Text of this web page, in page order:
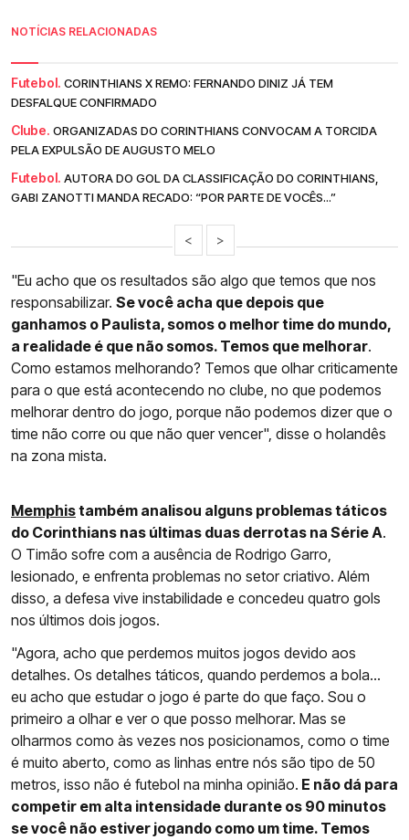
NOTÍCIAS RELACIONADAS
Futebol. CORINTHIANS X REMO: FERNANDO DINIZ JÁ TEM
DESFALQUE CONFIRMADO
Clube. ORGANIZADAS DO CORINTHIANS CONVOCAM A TORCIDA
PELA EXPULSÃO DE AUGUSTO MELO
Futebol. AUTORA DO GOL DA CLASSIFICAÇÃO DO CORINTHIANS,
GABI ZANOTTI MANDA RECADO: “POR PARTE DE VOCÊS...”
< >
"Eu acho que os resultados são algo que temos que nos
responsabilizar. Se você acha que depois que
ganhamos o Paulista, somos o melhor time do mundo,
a realidade é que não somos. Temos que melhorar.
Como estamos melhorando? Temos que olhar criticamente
para o que está acontecendo no clube, no que podemos
melhorar dentro do jogo, porque não podemos dizer que o
time não corre ou que não quer vencer", disse o holandês
na zona mista.
Memphistambém analisou alguns problemas táticos
do Corinthians nas últimas duas derrotas na Série A.
O Timão sofre com a ausência de Rodrigo Garro,
lesionado, e enfrenta problemas no setor criativo. Além
disso, a defesa vive instabilidade e concedeu quatro gols
nos últimos dois jogos.
"Agora, acho que perdemos muitos jogos devido aos
detalhes. Os detalhes táticos, quando perdemos a bola...
eu acho que estudar o jogo é parte do que faço. Sou o
primeiro a olhar e ver o que posso melhorar. Mas se
olharmos como às vezes nos posicionamos, como o time
é muito aberto, como as linhas entre nós são tipo de 50
metros, isso não é futebol na minha opinião. E não dá para
competir em alta intensidade durante os 90 minutos
se você não estiver jogando como um time. Temos